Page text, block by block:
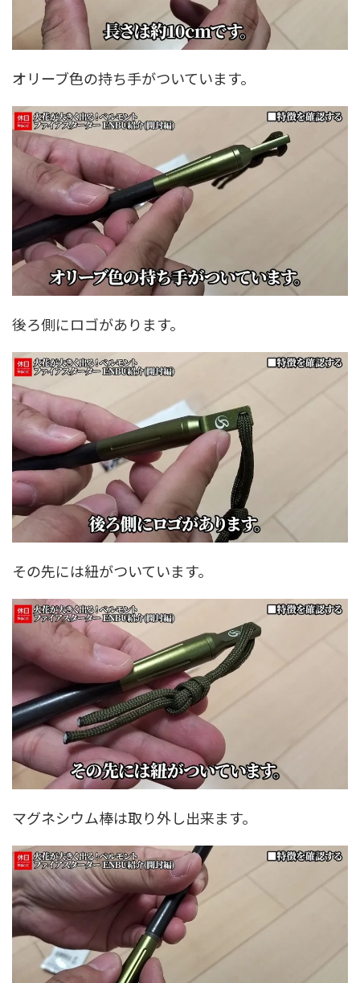
オリーブ色の持ち手がついています。
後ろ側にロゴがあります。
その先には紐がついています。
マグネシウム棒は取り外し出来ます。